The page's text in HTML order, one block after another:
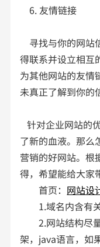
6. 友情链接
寻找与你的网站
得联系并设立相互
为其他网站的友情
未真正了解到你的
针对企业网站的
了新的血液。那么
营销的好网站。根
得，希望能给大家
首页： 网站设
1.域名内含有关
2.网站结构尽量
架，java语言，如